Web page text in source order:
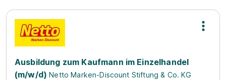
Ausbildung zum Kaufmann im Einzelhandel
(m/w/d) Netto Marken-Discount Stiftung & Co. KG